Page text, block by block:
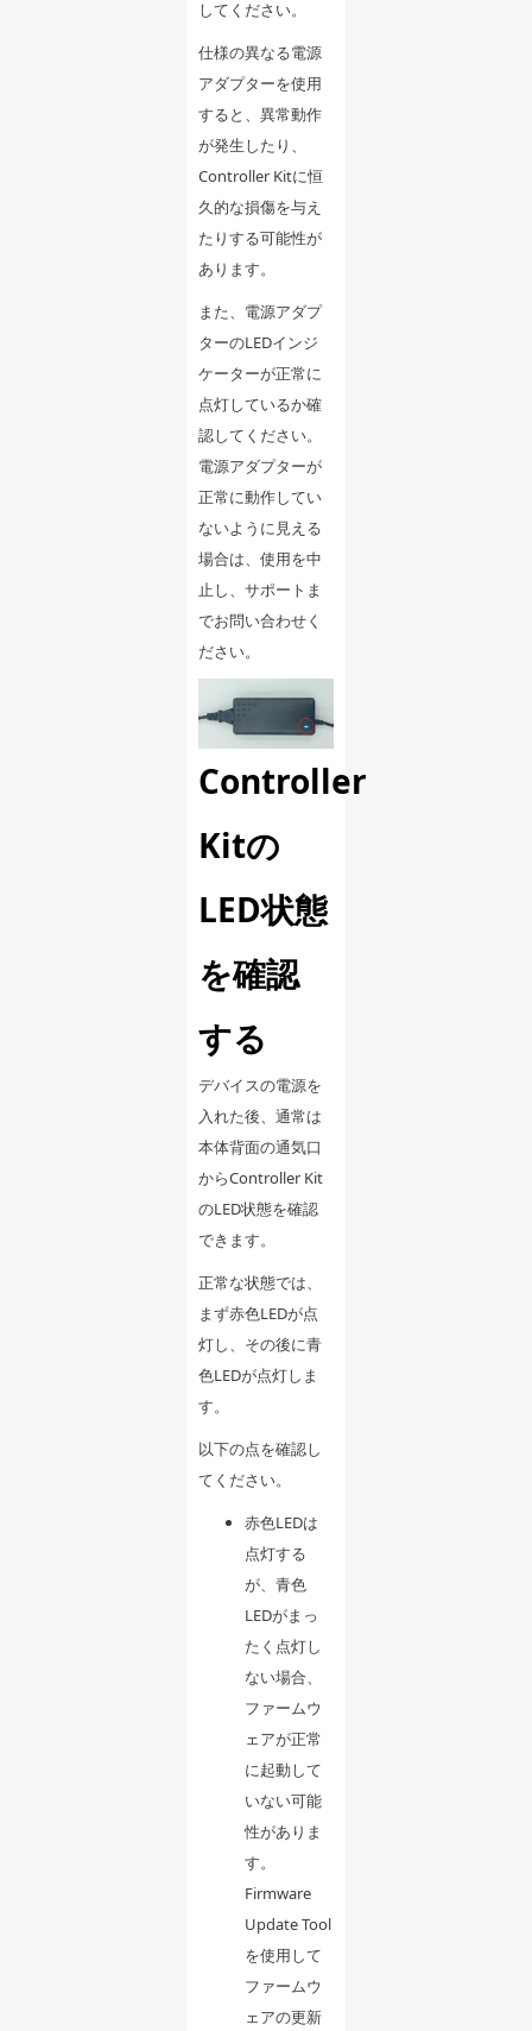
してください。
仕様の異なる電源
アダプターを使用
すると、異常動作
が発生したり、
Controller Kitに恒
久的な損傷を与え
たりする可能性が
あります。
また、電源アダプ
ターのLEDインジ
ケーターが正常に
点灯しているか確
認してください。
電源アダプターが
正常に動作してい
ないように見える
場合は、使用を中
止し、サポートま
でお問い合わせく
ださい。
Controller
Kitの
LED状態
を確認
する
デバイスの電源を
入れた後、通常は
本体背面の通気口
からController Kit
のLED状態を確認
できます。
正常な状態では、
まず赤色LEDが点
灯し、その後に青
色LEDが点灯しま
す。
以下の点を確認し
てください。
赤色LEDは
点灯する
が、青色
LEDがまっ
たく点灯し
ない場合、
ファームウ
ェアが正常
に起動して
いない可能
性がありま
す。
Firmware
Update Tool
を使用して
ファームウ
ェアの更新